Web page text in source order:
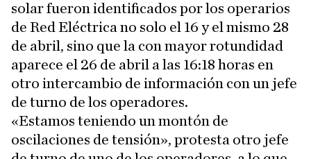
solar fueron identificados por los operarios
de Red Eléctrica no solo el 16 y el mismo 28
de abril, sino que la con mayor rotundidad
aparece el 26 de abril a las 16:18 horas en
otro intercambio de información con un jefe
de turno de los operadores.
«Estamos teniendo un montón de
oscilaciones de tensión», protesta otro jefe